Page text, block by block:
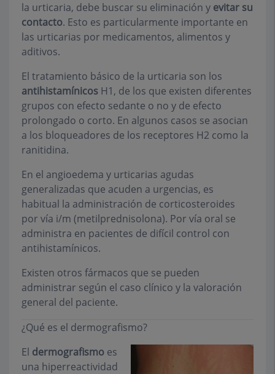
la urticaria, debe buscar su eliminación y evitar su
contacto. Esto es particularmente importante en
las urticarias por medicamentos, alimentos y
aditivos.
El tratamiento básico de la urticaria son los
antihistamínicos H1, de los que existen diferentes
grupos con efecto sedante o no y de efecto
prolongado o corto. En algunos casos se asocian
a los bloqueadores de los receptores H2 como la
ranitidina.
En el angioedema y urticarias agudas
generalizadas que acuden a urgencias, es
habitual la administración de corticosteroides
por vía i/m (metilprednisolona). Por vía oral se
administra en pacientes de difícil control con
antihistamínicos.
Existen otros fármacos que se pueden
administrar según el caso clínico y la valoración
general del paciente.
¿Qué es el dermografismo?
El dermografismo es
una hiperreactividad